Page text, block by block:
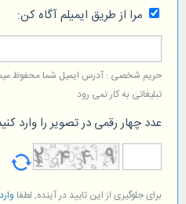
مرا از طریق ایمیلم آگاه کن:
حریم شخصی : آدرس ایمیل شما محفوظ
تبلیغاتی به کار نمی رود
عدد چهار رقمی در تصویر را وارد
برای جلوگیری از این تایید در آینده, لطفا